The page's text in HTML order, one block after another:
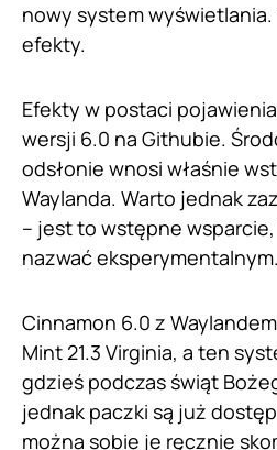
nowy system
efekty.
Efekty w postaci
wersji 6.0 na Githubie.
odsłonie wnosi właśnie
Waylanda. Warto jednak
– jest to wstępne
nazwać eksperymentalnym.
Cinnamon 6.0 z
Mint 21.3 Virginia, a ten
gdzieś podczas świąt
jednak paczki są już
można sobie je ręcznie